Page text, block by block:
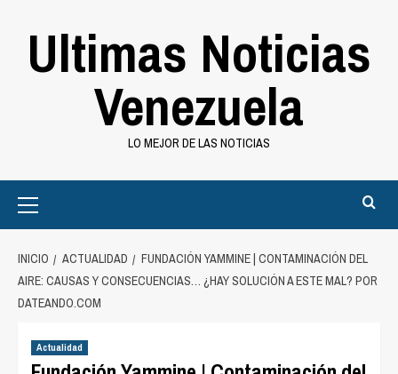
Ultimas Noticias
Venezuela
LO MEJOR DE LAS NOTICIAS
Menu
INICIO ACTUALIDAD
FUNDACIÓN YAMMINE | CONTAMINACIÓN DEL
AIRE: CAUSAS Y CONSECUENCIAS… ¿HAY SOLUCIÓN A ESTE MAL? POR
DATEANDO.COM
Actualidad